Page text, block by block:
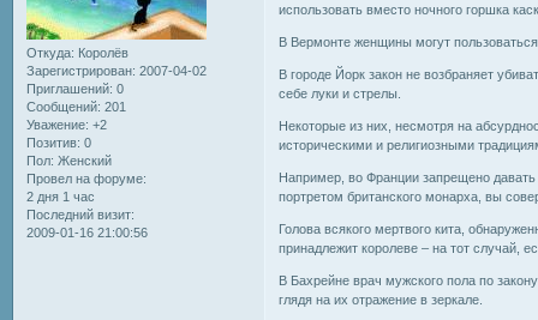
Откуда: Королёв
Зарегистрирован: 2007-04-02
Приглашений: 0
Сообщений: 201
Уважение: +2
Позитив: 0
Пол: Женский
Провел на форуме:
2 дня 1 час
Последний визит:
2009-01-16 21:00:56
использовать вместо ночного горшка
В Вермонте женщины могут
В городе Йорк закон не возбраняет
себе луки и стрелы.
Некоторые из них, несмотря на
историческими и религиозными
Например, во Франции запрещено
портретом британского монарха, вы
Голова всякого мертвого кита,
принадлежит королеве – на тот случай,
В Бахрейне врач мужского пола по
глядя на их отражение в зеркале.